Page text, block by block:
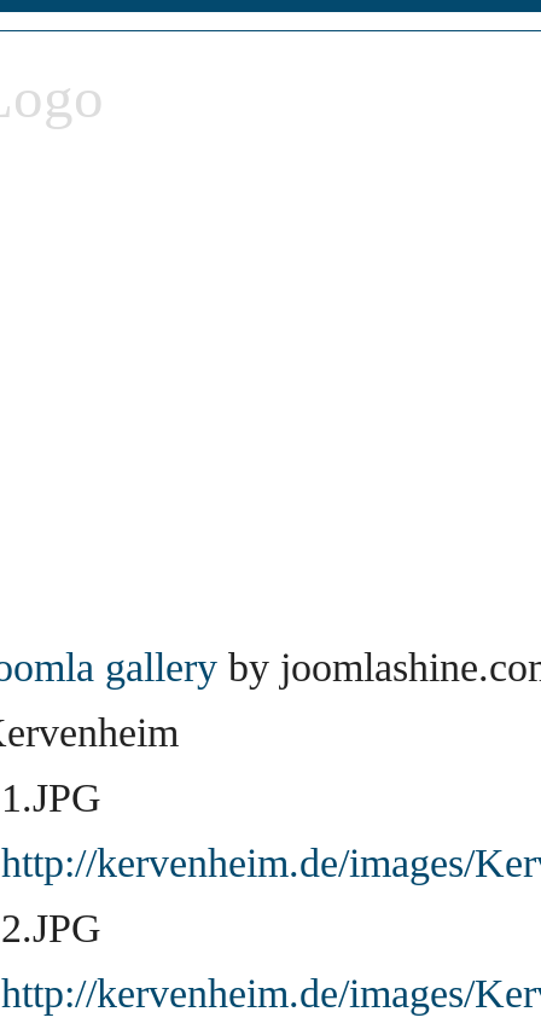
gallery by
1.JPG
http://kervenheim.de/images/
2.JPG
http://kervenheim.de/images/